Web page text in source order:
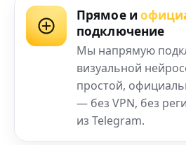
Прямое и
подключение
Мы напрямую
визуальной
простой,
— без VPN, без
из Telegram.